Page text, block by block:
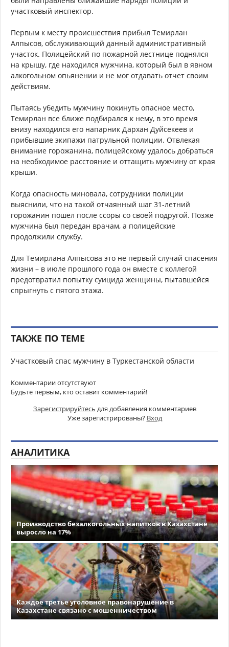
участковый инспектор.
Первым к месту происшествия прибыл Темирлан
Алпысов, обслуживающий данный административный
участок. Полицейский по пожарной лестнице поднялся
на крышу, где находился мужчина, который был в явном
алкогольном опьянении и не мог отдавать отчет своим
действиям.
Пытаясь убедить мужчину покинуть опасное место,
Темирлан все ближе подбирался к нему, в это время
внизу находился его напарник Дархан Дуйсекеев и
прибывшие экипажи патрульной полиции. Отвлекая
внимание горожанина, полицейскому удалось добраться
на необходимое расстояние и оттащить мужчину от края
крыши.
Когда опасность миновала, сотрудники полиции
выяснили, что на такой отчаянный шаг 31-летний
горожанин пошел после ссоры со своей подругой. Позже
мужчина был передан врачам, а полицейские
продолжили службу.
Для Темирлана Алпысова это не первый случай спасения
жизни – в июле прошлого года он вместе с коллегой
предотвратил попытку суицида женщины, пытавшейся
спрыгнуть с пятого этажа.
ТАКЖЕ ПО ТЕМЕ
Участковый спас мужчину в Туркестанской области
Комментарии отсутствуют
Будьте первым, кто оставит комментарий!
Зарегистрируйтесь для добавления комментариев
Уже зарегистрированы? Вход
АНАЛИТИКА
Производство безалкогольных напитков в Казахстане
выросло на 17%
Каждое третье уголовное правонарушение в
Казахстане связано с мошенничеством